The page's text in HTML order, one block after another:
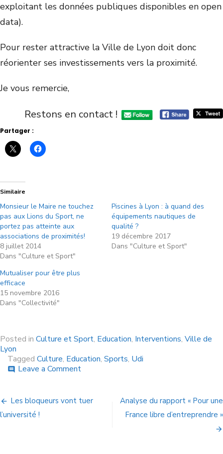
exploitant les données publiques disponibles en open
data).
Pour rester attractive la Ville de Lyon doit donc
réorienter ses investissements vers la proximité.
Je vous remercie,
Restons en contact !
Partager :
Similaire
Monsieur le Maire ne touchez
pas aux Lions du Sport, ne
portez pas atteinte aux
associations de proximités!
8 juillet 2014
Dans "Culture et Sport"
Piscines à Lyon : à quand des
équipements nautiques de
qualité ?
19 décembre 2017
Dans "Culture et Sport"
Mutualiser pour être plus
efficace
15 novembre 2016
Dans "Collectivité"
Posted in Culture et Sport, Education, Interventions, Ville de
Lyon
Tagged Culture, Education, Sports, Udi
comment Leave a Comment
Les bloqueurs vont tuer
l’université !
Analyse du rapport « Pour une
France libre d’entreprendre »